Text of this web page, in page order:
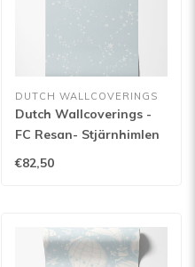
DUTCH WALLCOVERINGS
Dutch Wallcoverings -
FC Resan- Stjärnhimlen
Light blue - 29023
€82,50